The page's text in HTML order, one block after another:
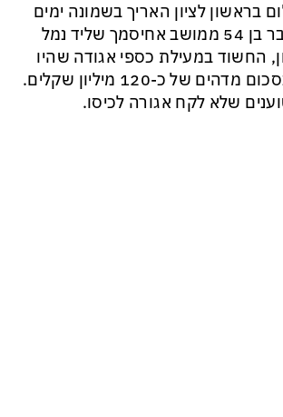
בראשון לציון האריך בשמונה ימים
את מעצרו של גבר בן 54 ממושב אחיסמך שליד נמל
החשוד במעילת כספי אגודה שהיו
בוועד המושב, בסכום מדהים של כ-120 מיליון שקלים.
שלא לקח אגורה לכיסו.